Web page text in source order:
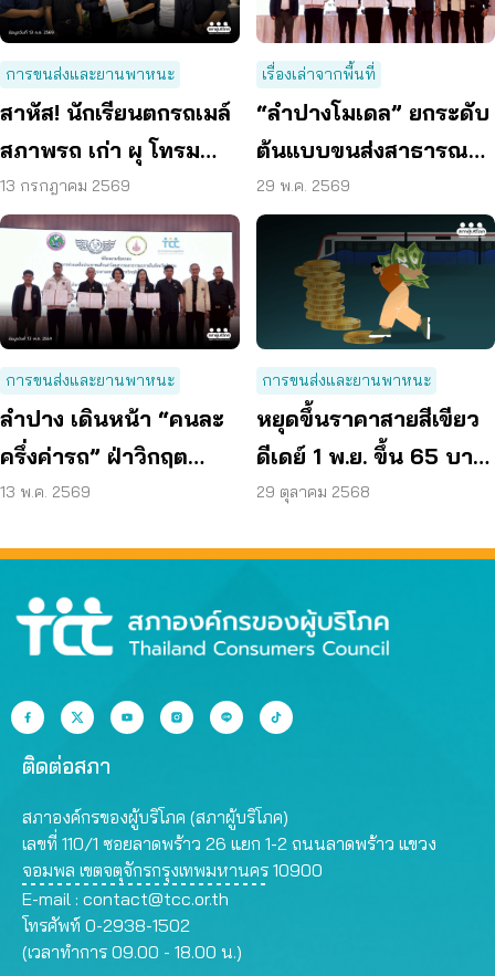
การขนส่งและยานพาหนะ
สาหัส! นักเรียนตกรถเมล์
สภาพรถ เก่า ผุ โทรม
ถามหามาตรฐานรถ
ปลอดภัย
13 กรกฎาคม 2569
เรื่องเล่าจากพื้นที่
“ลำปางโมเดล” ยกระดับ
ต้นแบบขนส่งสาธารณะ
ยุคใหม่ ผู้บริโภคจ่ายครึ่ง
เดียว
29 พ.ค. 2569
การขนส่งและยานพาหนะ
ลำปาง เดินหน้า “คนละ
ครึ่งค่ารถ” ฝ่าวิกฤต
น้ำมันแพง
13 พ.ค. 2569
การขนส่งและยานพาหนะ
หยุดขึ้นราคาสายสีเขียว
ดีเดย์ 1 พ.ย. ขึ้น 65 บาท
คน กทม. แบกค่า
29 ตุลาคม 2568
ติดต่อสภา
สภาองค์กรของผู้บริโภค (สภาผู้บริโภค)
เลขที่ 110/1 ซอยลาดพร้าว 26 แยก 1-2 ถนนลาดพร้าว แขวง
จอมพล เขตจตุจักรกรุงเทพมหานคร 10900
E-mail : contact@tcc.or.th
โทรศัพท์ 0-2938-1502
(เวลาทำการ 09.00 - 18.00 น.)